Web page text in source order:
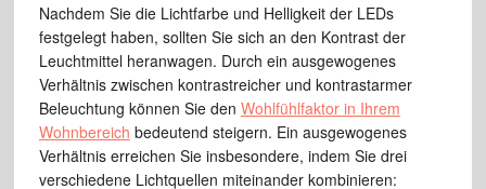
Nachdem Sie die Lichtfarbe und Helligkeit der LEDs
festgelegt haben, sollten Sie sich an den Kontrast der
Leuchtmittel heranwagen. Durch ein ausgewogenes
Verhältnis zwischen kontrastreicher und kontrastarmer
Beleuchtung können Sie den Wohlfühlfaktor in Ihrem
Wohnbereich bedeutend steigern. Ein ausgewogenes
Verhältnis erreichen Sie insbesondere, indem Sie drei
verschiedene Lichtquellen miteinander kombinieren: